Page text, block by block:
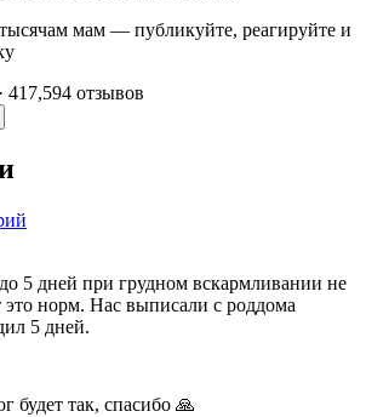
мам — публикуйте, реагируйте и
417,594 отзывов
до 5 дней при грудном вскармливании не
это норм. Нас выписали с роддома
5 дней.
будет так, спасибо 🙏